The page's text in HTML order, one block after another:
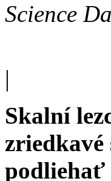
Science
|
Skalní
podliehať